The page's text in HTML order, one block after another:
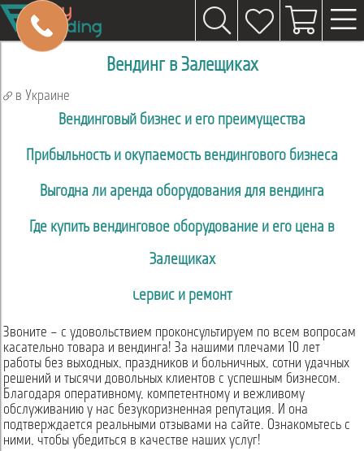
Вендинг в Залещиках
в Украине
Вендинговый бизнес и его преимущества
Прибыльность и окупаемость вендингового бизнеса
Выгодна ли аренда оборудования для вендинга
Где купить вендинговое оборудование и его цена в
Залещиках
Сервис и ремонт
Звоните – с удовольствием проконсультируем по всем вопросам
касательно товара и вендинга! За нашими плечами 10 лет
работы без выходных, праздников и больничных, сотни удачных
решений и тысячи довольных клиентов с успешным бизнесом.
Благодаря оперативному, компетентному и вежливому
обслуживанию у нас безукоризненная репутация. И она
подтверждается реальными отзывами на сайте. Ознакомьтесь с
ними, чтобы убедиться в качестве наших услуг!